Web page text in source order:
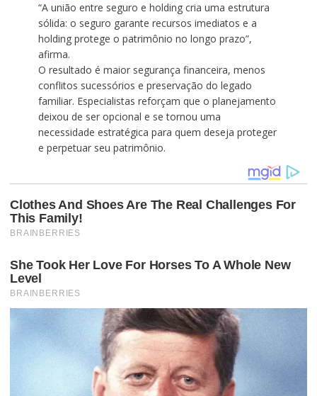
“A união entre seguro e holding cria uma estrutura
sólida: o seguro garante recursos imediatos e a
holding protege o patrimônio no longo prazo”,
afirma.
O resultado é maior segurança financeira, menos
conflitos sucessórios e preservação do legado
familiar. Especialistas reforçam que o planejamento
deixou de ser opcional e se tornou uma
necessidade estratégica para quem deseja proteger
e perpetuar seu patrimônio.